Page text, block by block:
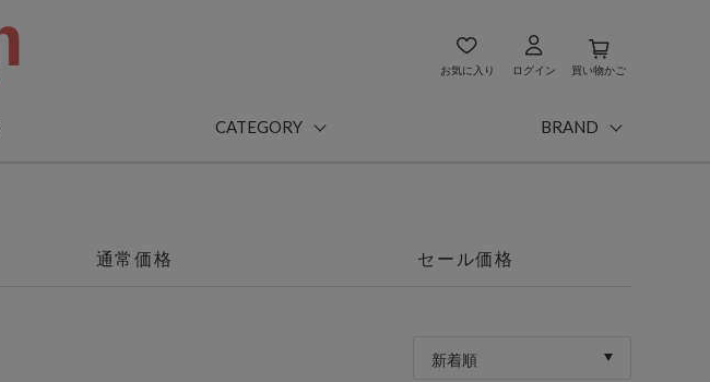
お気に入り ログイン 買い物かご
CATEGORY BRAND
通常価格 セール価格
新着順